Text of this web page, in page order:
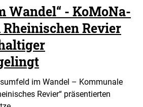
Wandel“ - KoMoNa-
Revier
im Wandel – Kommunale
Revier“ präsentierten